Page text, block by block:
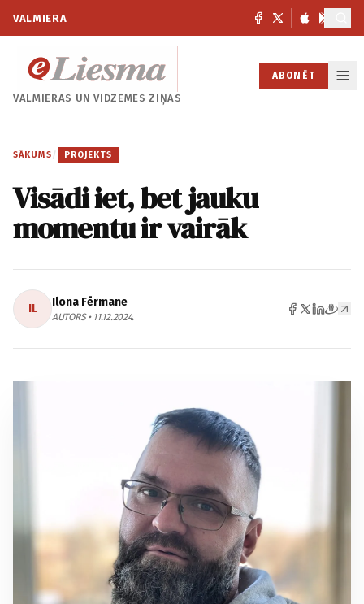
VALMIERA
VALMIERAS UNVIDZEMES ZIŅAS
ABONĒT
SĀKUMS / PROJEKTS
Visādi iet, bet jauku
momentu ir vairāk
IL Ilona Fērmane
AUTORS • 11.12.2024.